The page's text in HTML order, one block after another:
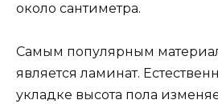
около сантиметра.
Самым популярным
является ламинат.
укладке высота пола